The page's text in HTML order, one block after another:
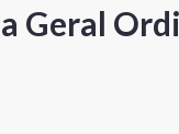
Geral